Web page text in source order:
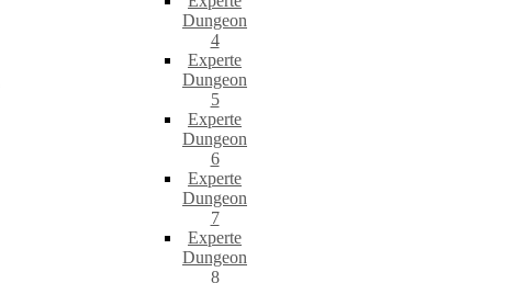
Dungeon
4
Experte
Dungeon
5
Experte
Dungeon
6
Experte
Dungeon
7
Experte
Dungeon
8